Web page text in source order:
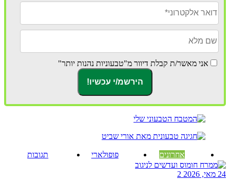
אני מאשר/ת קבלת דיוור מ"טבעוניות נהנות יותר"
אחרונים פופולארי תגובות
24 מאי, 2026 2